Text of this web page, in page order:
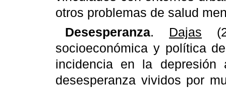
otros problemas de salud
Desesperanza. Dajas
socioeconómica y política
incidencia en la
desesperanza vividos por